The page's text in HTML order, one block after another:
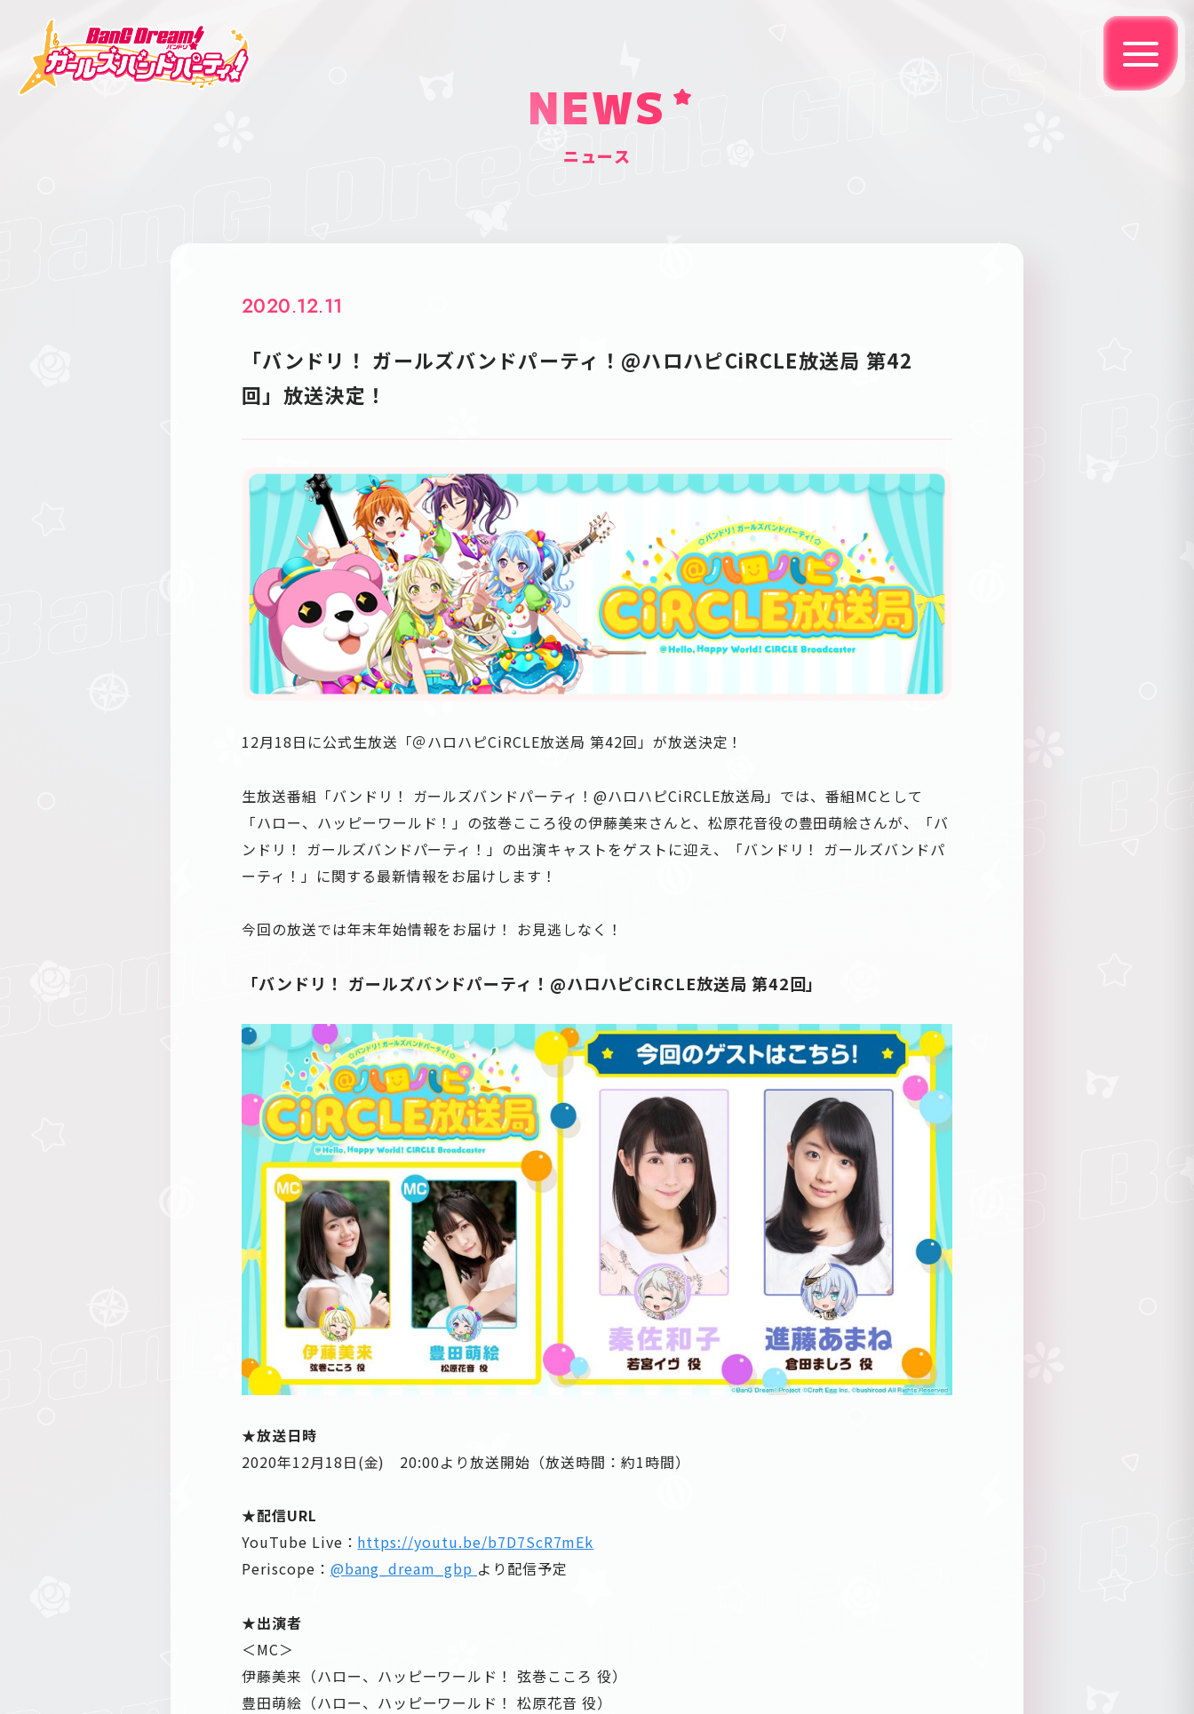
NEWS
ニュース
2020.12.11
「バンドリ！ ガールズバンドパーティ！@ハロハピCiRCLE放送局 第42
回」放送決定！
12月18日に公式生放送「＠ハロハピCiRCLE放送局 第42回」が放送決定！
生放送番組「バンドリ！ ガールズバンドパーティ！@ハロハピCiRCLE放送局」では、番組MCとして
「ハロー、ハッピーワールド！」の弦巻こころ役の伊藤美来さんと、松原花音役の豊田萌絵さんが、「バ
ンドリ！ ガールズバンドパーティ！」の出演キャストをゲストに迎え、「バンドリ！ ガールズバンドパ
ーティ！」に関する最新情報をお届けします！
今回の放送では年末年始情報をお届け！ お見逃しなく！
「バンドリ！ ガールズバンドパーティ！@ハロハピCiRCLE放送局 第42回」
★放送日時
2020年12月18日(金) 20:00より放送開始（放送時間：約1時間）
★配信URL
YouTube Live： https://youtu.be/b7D7ScR7mEk
Periscope： @bang_dream_gbp より配信予定
★出演者
＜MC＞
伊藤美来（ハロー、ハッピーワールド！ 弦巻こころ 役）
豊田萌絵（ハロー、ハッピーワールド！ 松原花音 役）